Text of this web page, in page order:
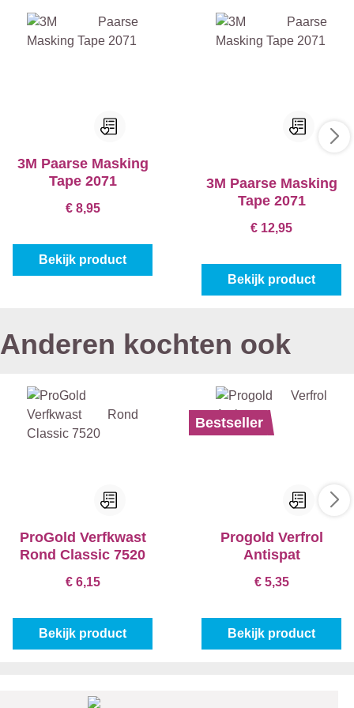
goed voor accentwanden, decoratieve strepen of
patronenSchone verwijdering tot 60 dagen en laat
oplosmiddelbasisGeschikt voor binnen‑ en
3M Paarse Masking
Tape 2071
€ 8,95
Bekijk product
3M Paarse Masking
Tape 2071
€ 12,95
Bekijk product
Anderen kochten ook
ProGold Verfkwast
Rond Classic 7520
€ 6,15
Bekijk product
Bestseller
Progold Verfrol
Antispat
€ 5,35
Bekijk product